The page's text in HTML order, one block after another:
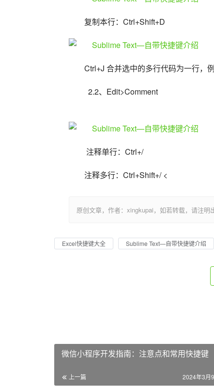
复制本行：Ctrl+Shift+D
Ctrl+J 合并选中的多行代码为一行，
  2.2、Edit>Comment
注释单行：Ctrl+/
注释多行：Ctrl+Shift+/
原创文章，作者：xingkupai，如若转载，请注
Excel快捷键大全 Sublime Text—自带快捷键介绍
微信小程序开发指南：注意点和常用快捷键
上一篇 2024年3月